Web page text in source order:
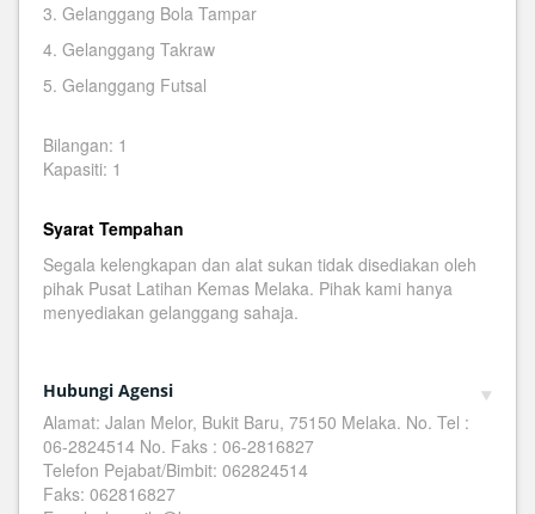
3. Gelanggang Bola Tampar
4. Gelanggang Takraw
5. Gelanggang Futsal
Bilangan: 1
Kapasiti: 1
Syarat Tempahan
Segala kelengkapan dan alat sukan tidak disediakan oleh
pihak Pusat Latihan Kemas Melaka. Pihak kami hanya
menyediakan gelanggang sahaja.
Hubungi Agensi
Alamat: Jalan Melor, Bukit Baru, 75150 Melaka. No. Tel :
06-2824514 No. Faks : 06-2816827
Telefon Pejabat/Bimbit: 062824514
Faks: 062816827